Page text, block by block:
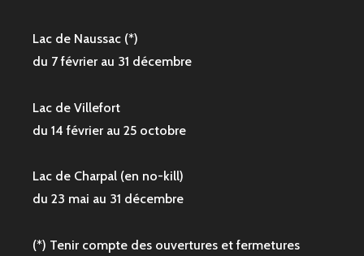
Lac de Naussac (*)
du 7 février au 31 décembre
Lac de Villefort
du 14 février au 25 octobre
Lac de Charpal (en no-kill)
du 23 mai au 31 décembre
(*) Tenir compte des ouvertures et fermetures